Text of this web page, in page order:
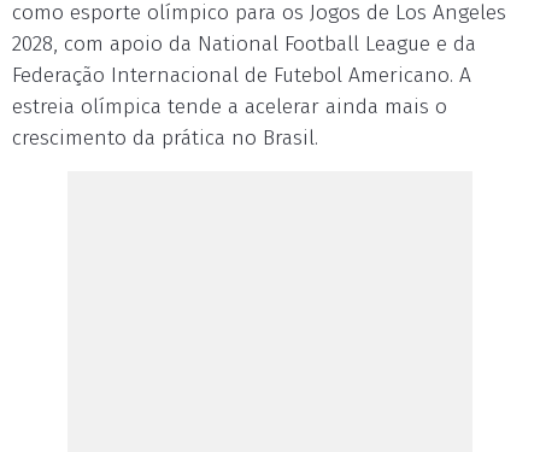
como esporte olímpico para os Jogos de Los Angeles
2028, com apoio da National Football League e da
Federação Internacional de Futebol Americano. A
estreia olímpica tende a acelerar ainda mais o
crescimento da prática no Brasil.